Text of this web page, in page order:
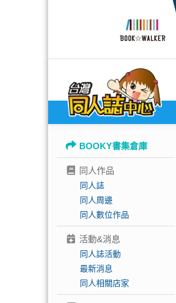
BOOKY書集倉庫
同人作品
同人誌
同人周邊
同人數位作品
活動&消息
同人誌活動
最新消息
同人相關店家